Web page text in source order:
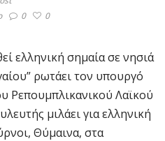
0 0
ελληνική σημαία σε νησιά
ρωτάει τον υπουργό
Ρεπουμπλικανικού Λαϊκού
μιλάει για ελληνική
Θύμαινα, στα